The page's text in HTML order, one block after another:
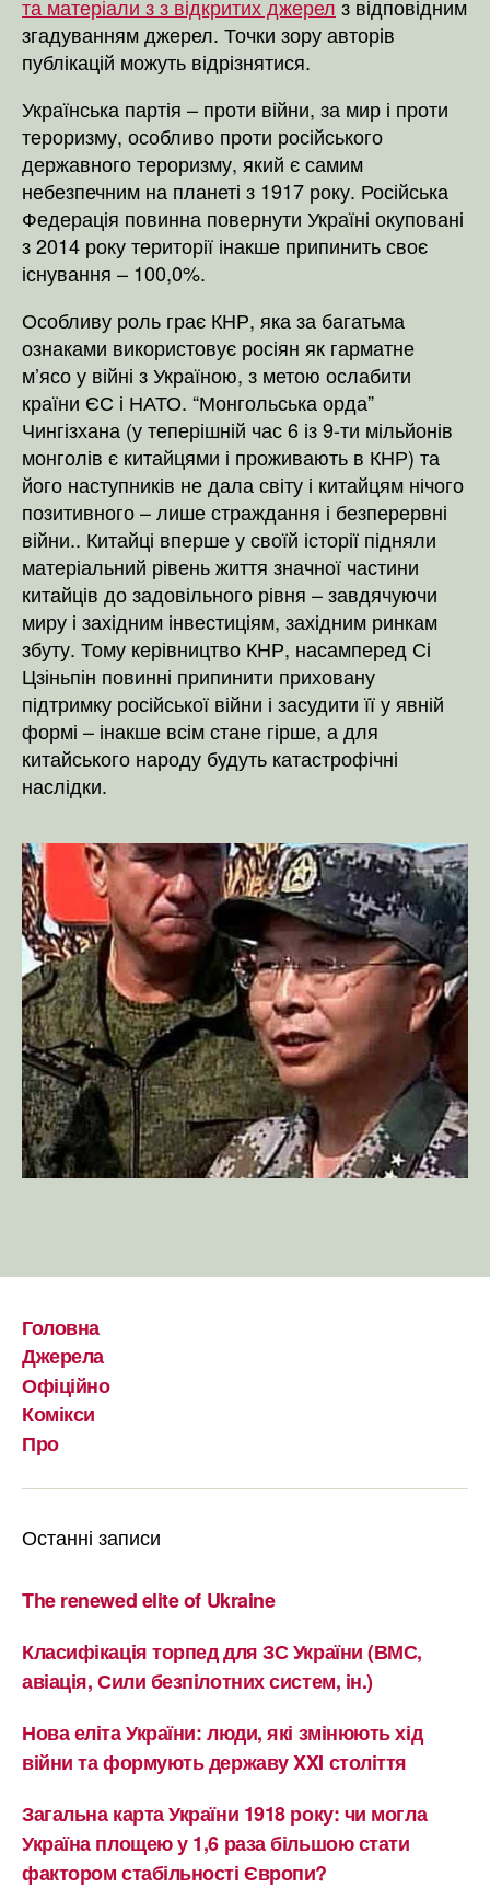
та матеріали з з відкритих джерел з відповідним
згадуванням джерел. Точки зору авторів
публікацій можуть відрізнятися.
Українська партія – проти війни, за мир і проти
тероризму, особливо проти російського
державного тероризму, який є самим
небезпечним на планеті з 1917 року. Російська
Федерація повинна повернути Україні окуповані
з 2014 року території інакше припинить своє
існування – 100,0%.
Особливу роль грає КНР, яка за багатьма
ознаками використовує росіян як гарматне
м’ясо у війні з Україною, з метою ослабити
країни ЄС і НАТО. “Монгольська орда”
Чингізхана (у теперішній час 6 із 9-ти мільйонів
монголів є китайцями і проживають в КНР) та
його наступників не дала світу і китайцям нічого
позитивного – лише страждання і безперервні
війни.. Китайці вперше у своїй історії підняли
матеріальний рівень життя значної частини
китайців до задовільного рівня – завдячуючи
миру і західним інвестиціям, західним ринкам
збуту. Тому керівництво КНР, насамперед Сі
Цзіньпін повинні припинити приховану
підтримку російської війни і засудити її у явній
формі – інакше всім стане гірше, а для
китайського народу будуть катастрофічні
наслідки.
Головна
Джерела
Офіційно
Комікси
Про
Останні записи
The renewed elite of Ukraine
Класифікація торпед для ЗС України (ВМС,
авіація, Сили безпілотних систем, ін.)
Нова еліта України: люди, які змінюють хід
війни та формують державу XXI століття
Загальна карта України 1918 року: чи могла
Україна площею у 1,6 раза більшою стати
фактором стабільності Європи?